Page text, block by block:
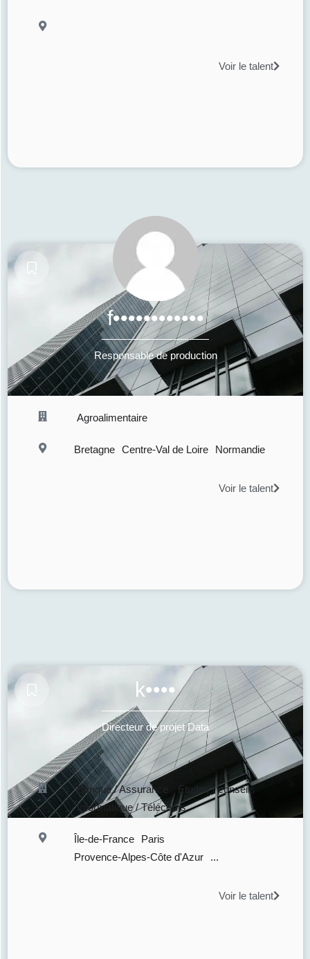
Voir le talent
f••••••••••••
Responsable de production
Agroalimentaire
Bretagne Centre-Val de Loire Normandie
Voir le talent
k••••
Directeur de projet Data
Banque / Assurance
Études / conseils
Informatique / Télécoms
Île-de-France
Paris
Provence-Alpes-Côte d'Azur
...
Voir le talent